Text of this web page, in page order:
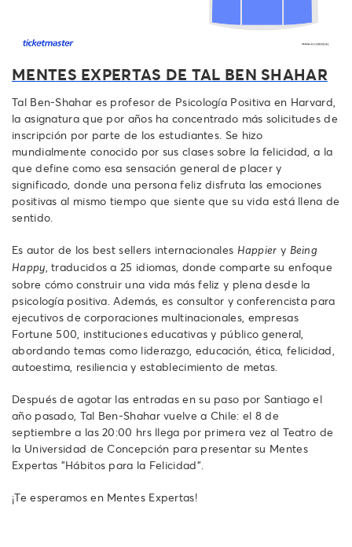
MENTES EXPERTAS DE TAL BEN SHAHAR
Tal Ben-Shahar es profesor de Psicología Positiva en Harvard,
la asignatura que por años ha concentrado más solicitudes de
inscripción por parte de los estudiantes. Se hizo
mundialmente conocido por sus clases sobre la felicidad, a la
que define como esa sensación general de placer y
significado, donde una persona feliz disfruta las emociones
positivas al mismo tiempo que siente que su vida está llena de
sentido.
Es autor de los best sellers internacionales Happier y Being
Happy, traducidos a 25 idiomas, donde comparte su enfoque
sobre cómo construir una vida más feliz y plena desde la
psicología positiva. Además, es consultor y conferencista para
ejecutivos de corporaciones multinacionales, empresas
Fortune 500, instituciones educativas y público general,
abordando temas como liderazgo, educación, ética, felicidad,
autoestima, resiliencia y establecimiento de metas.
Después de agotar las entradas en su paso por Santiago el
año pasado, Tal Ben-Shahar vuelve a Chile: el 8 de
septiembre a las 20:00 hrs llega por primera vez al Teatro de
la Universidad de Concepción para presentar su Mentes
Expertas "Hábitos para la Felicidad".
¡Te esperamos en Mentes Expertas!